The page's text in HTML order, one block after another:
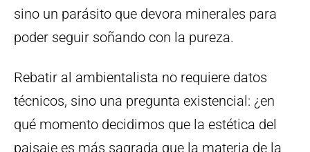
sino un parásito que devora minerales para
poder seguir soñando con la pureza.
Rebatir al ambientalista no requiere datos
técnicos, sino una pregunta existencial: ¿en
qué momento decidimos que la estética del
paisaje es más sagrada que la materia de la